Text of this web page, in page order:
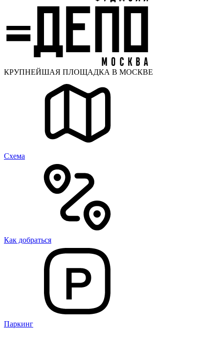
КРУПНЕЙШАЯ ПЛОЩАДКА В МОСКВЕ
Cхема
Как добраться
Паркинг